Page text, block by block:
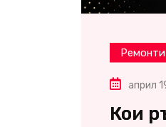
Ремонти
април
Кои